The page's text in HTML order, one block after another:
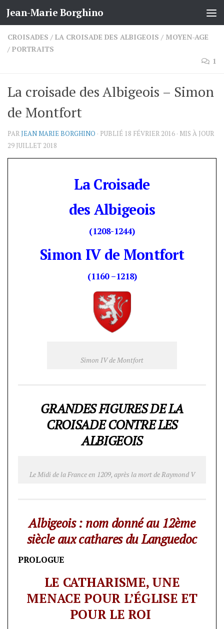
Skip to content
Jean-Marie Borghino
CROISADES / LA CROISADE DES ALBIGEOIS / MOYEN-AGE
/ PORTRAITS
1
La croisade des Albigeois – Simon
de Montfort
PARJEAN MARIE BORGHINO · PUBLIÉ 18 FÉVRIER 2016 · MIS À JOUR
29 JUILLET 2018
La Croisade
des Albigeois
(1208-1244)
Simon IV de Montfort
(1160 –1218)
Simon IV de Montfort
GRANDES FIGURES DE LA
CROISADE CONTRE LES
ALBIGEOIS
Le Midi de la France en 1209, après la mort de Raymond V
Albigeois : nom donné au 12ème
siècle aux cathares du Languedoc
PROLOGUE
LE CATHARISME, UNE
MENACE POUR L’ÉGLISE ET
POUR LE ROI